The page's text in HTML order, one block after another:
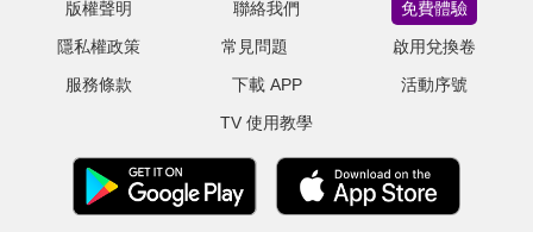
版權聲明
隱私權政策
服務條款
聯絡我們
常見問題
下載 APP
TV 使用教學
免費體驗
啟用兌換卷
活動序號